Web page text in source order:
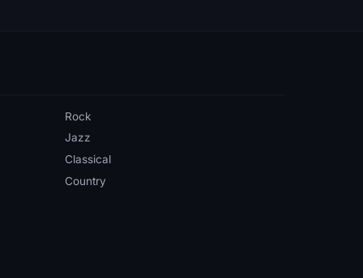
Rock
Jazz
Classical
Country